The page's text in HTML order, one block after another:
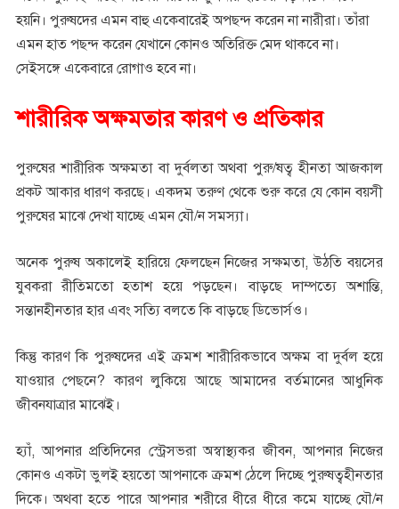
হয়নি। পুরুষদের এমন বাহু একেবারেই অপছন্দ করেন না নারীরা। তাঁরা
এমন হাত পছন্দ করেন যেখানে কোনও অতিরিক্ত মেদ থাকবে না।
সেইসঙ্গে একেবারে রোগাও হবে না।
শারীরিক অক্ষমতার কারণ ও প্রতিকার
পুরুষের শারীরিক অক্ষমতা বা দুর্বলতা অথবা পুরু/ষত্ব হীনতা আজকাল
প্রকট আকার ধারণ করছে। একদম তরুণ থেকে শুরু করে যে কোন বয়সী
পুরুষের মাঝে দেখা যাচ্ছে এমন যৌ/ন সমস্যা।
অনেক পুরুষ অকালেই হারিয়ে ফেলছেন নিজের সক্ষমতা, উঠতি বয়সের
যুবকরা রীতিমতো হতাশ হয়ে পড়ছেন। বাড়ছে দাম্পত্যে অশান্তি,
সন্তানহীনতার হার এবং সত্যি বলতে কি বাড়ছে ডিভোর্সও।
কিন্তু কারণ কি পুরুষদের এই ক্রমশ শারীরিকভাবে অক্ষম বা দুর্বল হয়ে
যাওয়ার পেছনে? কারণ লুকিয়ে আছে আমাদের বর্তমানের আধুনিক
জীবনযাত্রার মাঝেই।
হ্যাঁ, আপনার প্রতিদিনের স্ট্রেসভরা অস্বাস্থ্যকর জীবন, আপনার নিজের
কোনও একটা ভুলই হয়তো আপনাকে ক্রমশ ঠেলে দিচ্ছে পুরুষত্বহীনতার
দিকে। অথবা হতে পারে আপনার শরীরে ধীরে ধীরে কমে যাচ্ছে যৌ/ন